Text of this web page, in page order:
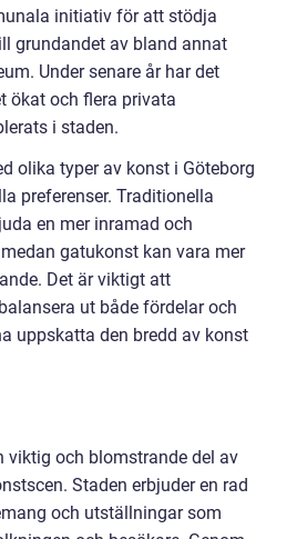
initiativ för att stödja
grundandet av bland annat
Under senare år har det
ökat och flera privata
i staden.
olika typer av konst i Göteborg
preferenser. Traditionella
en mer inramad och
gatukonst kan vara mer
Det är viktigt att
ut både fördelar och
uppskatta den bredd av konst
viktig och blomstrande del av
Staden erbjuder en rad
och utställningar som